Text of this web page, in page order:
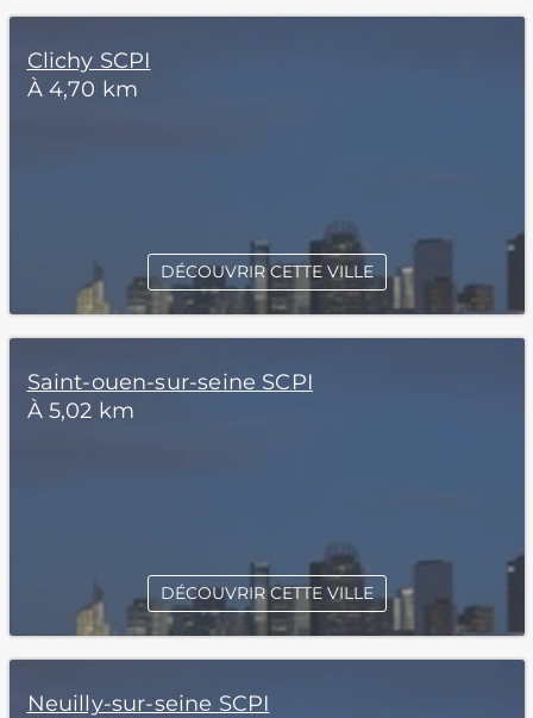
Clichy SCPI
À 4,70 km
DÉCOUVRIR CETTE VILLE
Saint-ouen-sur-seine SCPI
À 5,02 km
DÉCOUVRIR CETTE VILLE
Neuilly-sur-seine SCPI